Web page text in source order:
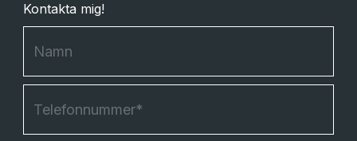
Kontakta mig!